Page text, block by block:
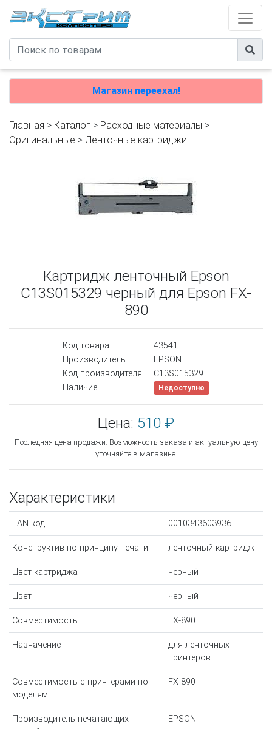
Магазин переехал!
Главная > Каталог > Расходные материалы >
Оригинальные > Ленточные картриджи
Картридж ленточный Epson
C13S015329 черный для Epson FX-
890
Код товара:
43541
Производитель:
EPSON
Код производителя:
C13S015329
Наличие:
Недоступно
Цена: 510 ₽
Последняя цена продажи. Возможность заказа и актуальную цену
уточняйте в магазине.
Характеристики
EAN код 0010343603936
Конструктив по принципу печати ленточный картридж
Цвет картриджа черный
Цвет черный
Совместимость FX-890
Назначение
для ленточных
принтеров
Совместимость с принтерами по
моделям
FX-890
Производитель печатающих
EPSON